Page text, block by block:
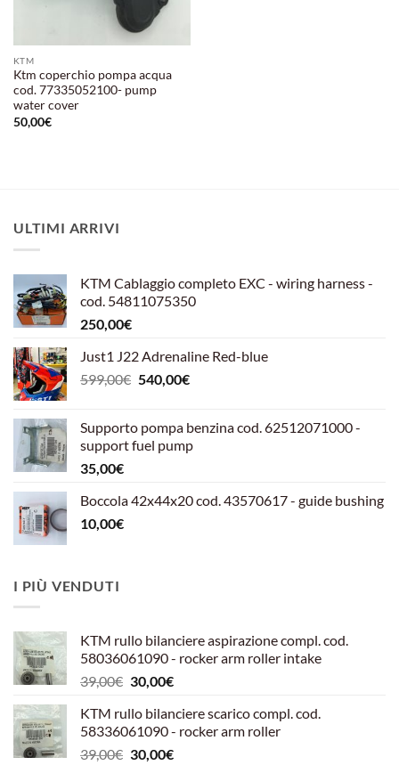
KTM
Ktm coperchio pompa acqua
cod. 77335052100- pump
water cover
50,00€
ULTIMI ARRIVI
KTM Cablaggio completo EXC - wiring harness -
cod. 54811075350
250,00€
Just1 J22 Adrenaline Red-blue
599,00€ Il
era:
599,00€.
540,00€Il
è:
540,00€.
Supporto pompa benzina cod. 62512071000 -
support fuel pump
35,00€
Boccola 42x44x20 cod. 43570617 - guide bushing
10,00€
I PIÙ VENDUTI
KTM rullo bilanciere aspirazione compl. cod.
58036061090 - rocker arm roller intake
39,00€ Il
originale
era:
39,00€.
30,00€Il
attuale
è:
30,00€.
KTM rullo bilanciere scarico compl. cod.
58336061090 - rocker arm roller
39,00€ Il
30,00€Il